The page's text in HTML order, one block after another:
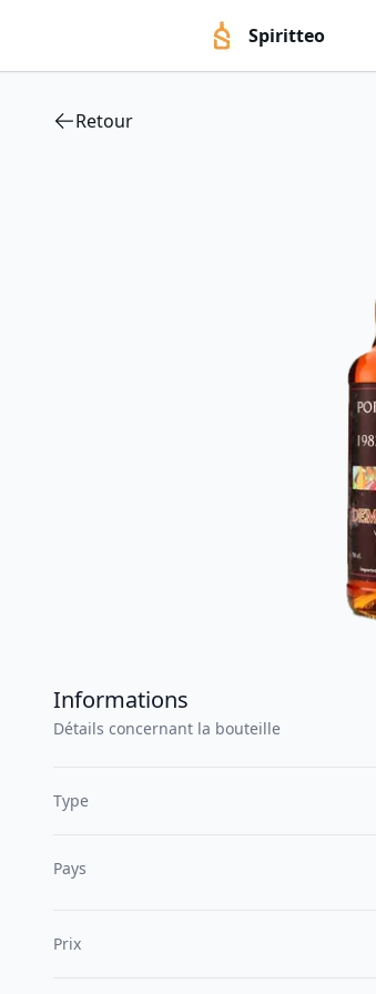
Spiritteo
Retour
Informations
Détails concernant la bouteille
Type
Pays
Prix